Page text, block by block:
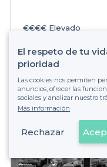
€€€€ Elevado
El respeto de tu
prioridad
Las cookies nos permiten
anuncios, ofrecer las
sociales y analizar nuestro
Más información
Rechazar